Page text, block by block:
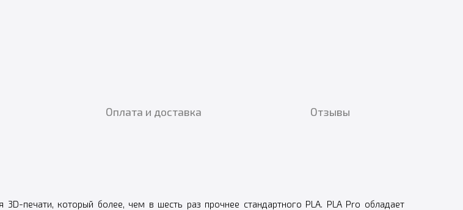
Оплата и доставка Отзывы
печати, который более, чем в шесть раз прочнее стандартного PLA. PLA Pro обладает